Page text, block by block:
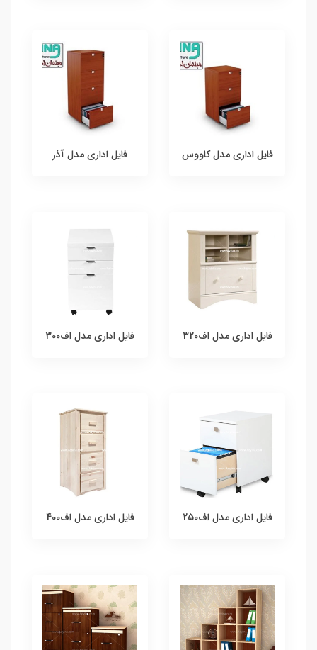
فایل اداری مدل کاووس فایل اداری مدل آذر
فایل اداری مدل اف320 فایل اداری مدل اف300
فایل اداری مدل اف250 فایل اداری مدل اف400